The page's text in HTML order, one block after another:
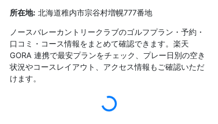
所在地: 北海道稚内市宗谷村増幌777番地
ノースバレーカントリークラブのゴルフプラン・予約・
口コミ・コース情報をまとめて確認できます。楽天
GORA 連携で最安プランをチェック、プレー日別の空き
状況やコースレイアウト、アクセス情報もご確認いただ
けます。